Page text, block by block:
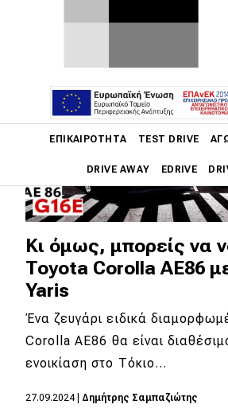
ΕΠΙΚΑΙΡΌΤΗΤΑ TEST DRIVE
DRIVE AWAY EDRIVE
Main navigation
Επικαιρότητα
Νέα μοντέλα
Πρωτότυπα
Ελλάδα
Κόσμος
Κι όμως, μπορείς να
Toyota Corolla AE86
Yaris
Ένα ζευγάρι ειδικά
Corolla AE86 θα είναι
ενοικίαση στο Τόκιο…
27.09.2024| Δημήτρης Σαμπαζιώτης